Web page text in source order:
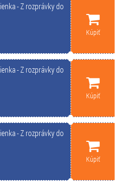
- Z rozprávky do
Kúpiť
- Z rozprávky do
Kúpiť
- Z rozprávky do
Kúpiť